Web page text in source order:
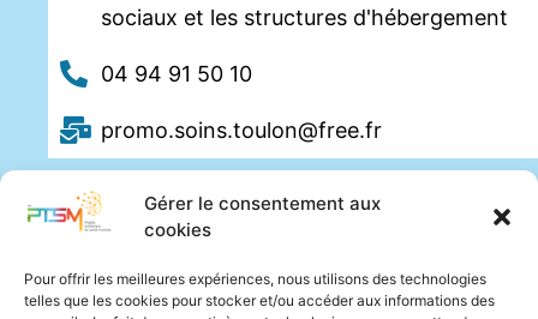
Gérer le consentement aux
cookies
Pour offrir les meilleures expériences, nous utilisons des technologies
telles que les cookies pour stocker et/ou accéder aux informations des
sociaux et les structures d'hébergement
04 94 91 50 10
promo.soins.toulon@free.fr